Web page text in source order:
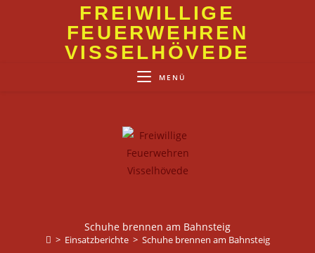
FREIWILLIGE
FEUERWEHREN
VISSELHÖVEDE
MENÜ
Schuhe brennen am Bahnsteig
> Einsatzberichte > Schuhe brennen am Bahnsteig